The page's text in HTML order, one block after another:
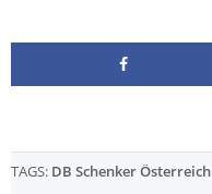
TAGS: DB Schenker Österreich